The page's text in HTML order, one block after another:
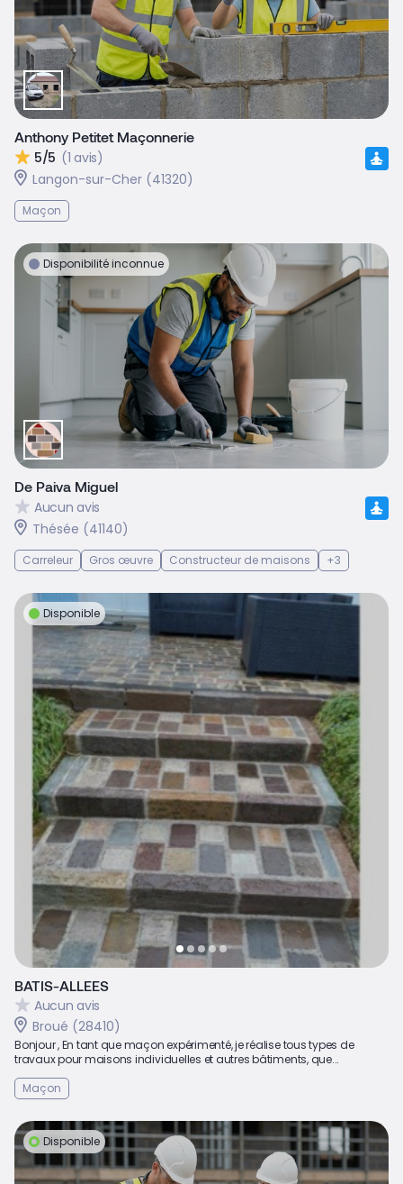
Anthony Petitet Maçonnerie
5/5 (1 avis)
Langon-sur-Cher (41320)
Maçon
Disponibilité inconnue
De Paiva Miguel
Aucun avis
Thésée (41140)
Carreleur Gros œuvre Constructeur de maisons +3
Disponible
BATIS-ALLEES
Aucun avis
Broué (28410)
Bonjour , En tant que maçon expérimenté, je réalise tous types de
travaux pour maisons individuelles et autres bâtiments, que...
Maçon
Disponible